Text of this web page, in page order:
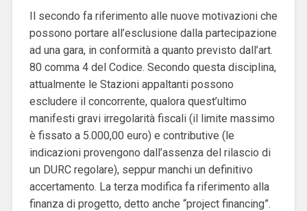
Il secondo fa riferimento alle nuove motivazioni che
possono portare all’esclusione dalla partecipazione
ad una gara, in conformità a quanto previsto dall’art.
80 comma 4 del Codice. Secondo questa disciplina,
attualmente le Stazioni appaltanti possono
escludere il concorrente, qualora quest’ultimo
manifesti gravi irregolarità fiscali (il limite massimo
è fissato a 5.000,00 euro) e contributive (le
indicazioni provengono dall’assenza del rilascio di
un DURC regolare), seppur manchi un definitivo
accertamento. La terza modifica fa riferimento alla
finanza di progetto, detto anche “project financing”.